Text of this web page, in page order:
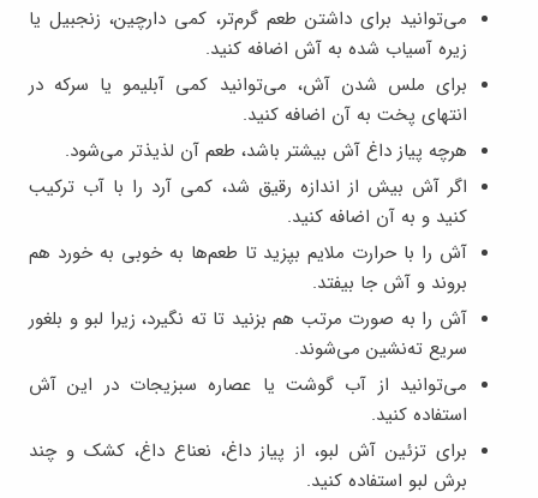
می‌توانید برای داشتن طعم گرم‌تر، کمی دارچین، زنجبیل یا
زیره آسیاب شده به آش اضافه کنید.
برای ملس شدن آش، می‌توانید کمی آبلیمو یا سرکه در
انتهای پخت به آن اضافه کنید.
هرچه پیاز داغ آش بیشتر باشد، طعم آن لذیذتر می‌شود.
اگر آش بیش از اندازه رقیق شد، کمی آرد را با آب ترکیب
کنید و به آن اضافه کنید.
آش را با حرارت ملایم بپزید تا طعم‌ها به خوبی به خورد هم
بروند و آش جا بیفتد.
آش را به صورت مرتب هم بزنید تا ته نگیرد، زیرا لبو و بلغور
سریع ته‌نشین می‌شوند.
می‌توانید از آب گوشت یا عصاره سبزیجات در این آش
استفاده کنید.
برای تزئین آش لبو، از پیاز داغ، نعناع داغ، کشک و چند
برش لبو استفاده کنید.